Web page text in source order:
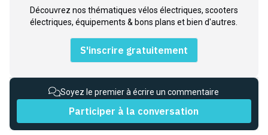
Découvrez nos thématiques vélos électriques, scooters
électriques, équipements & bons plans et bien d'autres.
S'inscrire gratuitement
Soyez le premier à écrire un commentaire
Participer à la conversation